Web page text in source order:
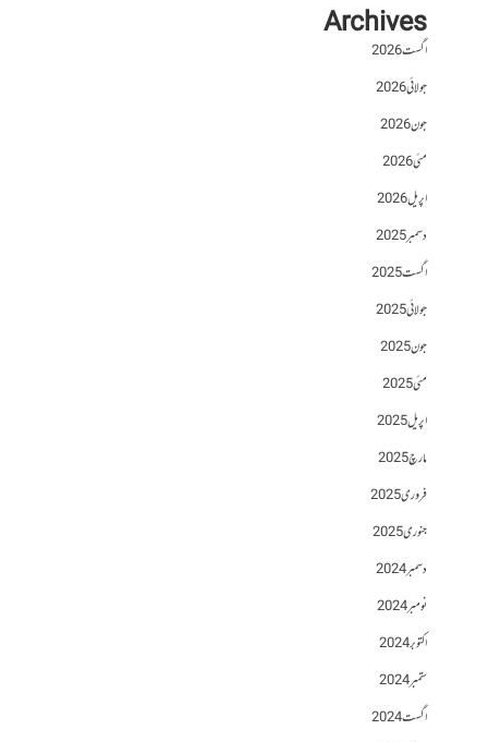
Archives
اگست 2026
جولائی 2026
جون 2026
مئی 2026
اپریل 2026
دسمبر 2025
اگست 2025
جولائی 2025
جون 2025
مئی 2025
اپریل 2025
مارچ 2025
فروری 2025
جنوری 2025
دسمبر 2024
نومبر 2024
اکتوبر 2024
ستمبر 2024
اگست 2024